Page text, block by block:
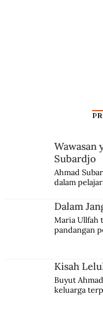
Sigap
Wawasan
Subardjo
Ahmad
dalam
Jules Verne,
Dalam
Maria Ullfah
pandangan
Kisah
Buyut
keluarga